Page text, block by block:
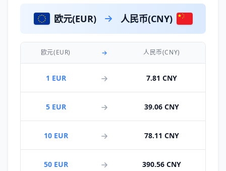
欧元(EUR) 人民币(CNY)
欧元(EUR) 人民币(CNY)
1 EUR 7.81 CNY
5 EUR 39.06 CNY
10 EUR 78.11 CNY
50 EUR 390.56 CNY